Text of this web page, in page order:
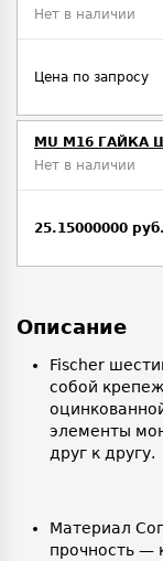
Нет в наличии
Цена по запросу
MU M16 ГАЙКА
Нет в наличии
25.15000000 руб.
Описание
Fischer
собой
элементы
друг к другу.
Материал
прочность —